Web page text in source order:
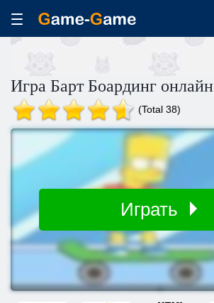
Игра Барт Боардинг онлайн
(Total 38)
Играть